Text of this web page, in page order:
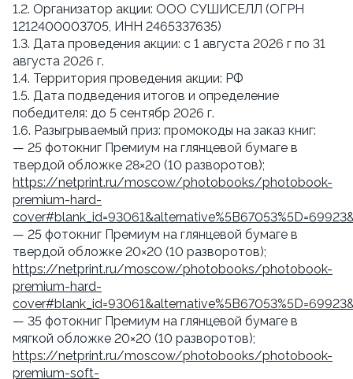
1.2. Организатор акции: ООО СУШИСЕЛЛ (ОГРН
1212400003705, ИНН 2465337635)
1.3. Дата проведения акции: с 1 августа 2026 г по 31
августа 2026 г.
1.4. Территория проведения акции: РФ
1.5. Дата подведения итогов и определение
победителя: до 5 сентябр 2026 г.
1.6. Разыгрываемый приз: промокоды на заказ книг:
— 25 фотокниг Премиум на глянцевой бумаге в
твердой обложке 28×20 (10 разворотов);
https://netprint.ru/moscow/photobooks/photobook-
premium-hard-
— 25 фотокниг Премиум на глянцевой бумаге в
твердой обложке 20×20 (10 разворотов);
https://netprint.ru/moscow/photobooks/photobook-
premium-hard-
— 35 фотокниг Премиум на глянцевой бумаге в
мягкой обложке 20×20 (10 разворотов);
https://netprint.ru/moscow/photobooks/photobook-
premium-soft-